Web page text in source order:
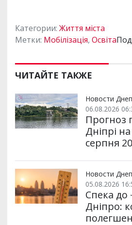
Категории: Життя міста
Метки: Мобілізація, Освіта
ЧИТАЙТЕ ТАКЖЕ
Новости
06.08.2026
Прогноз
Дніпрі
серпня
Новости
05.08.2026
Спека до
Дніпро: